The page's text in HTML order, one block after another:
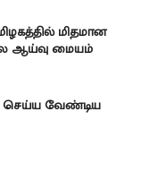
மிதமான
ஆய்வு மையம்
செய்ய வேண்டிய